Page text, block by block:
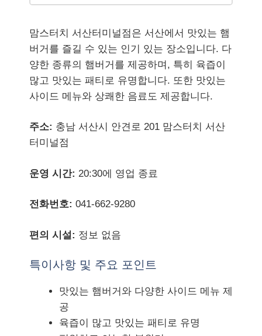
맘스터치 서산터미널점은 서산에서 맛있는 햄
버거를 즐길 수 있는 인기 있는 장소입니다. 다
양한 종류의 햄버거를 제공하며, 특히 육즙이
많고 맛있는 패티로 유명합니다. 또한 맛있는
사이드 메뉴와 상쾌한 음료도 제공합니다.
주소: 충남 서산시 안견로 201 맘스터치 서산
터미널점
운영 시간: 20:30에 영업 종료
전화번호: 041-662-9280
편의 시설: 정보 없음
특이사항 및 주요 포인트
맛있는 햄버거와 다양한 사이드 메뉴 제
공
육즙이 많고 맛있는 패티로 유명